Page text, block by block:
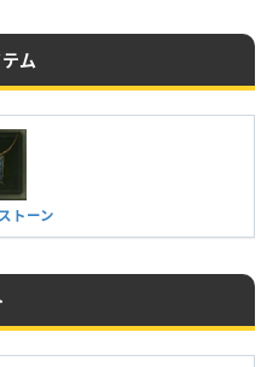
ム
トーン